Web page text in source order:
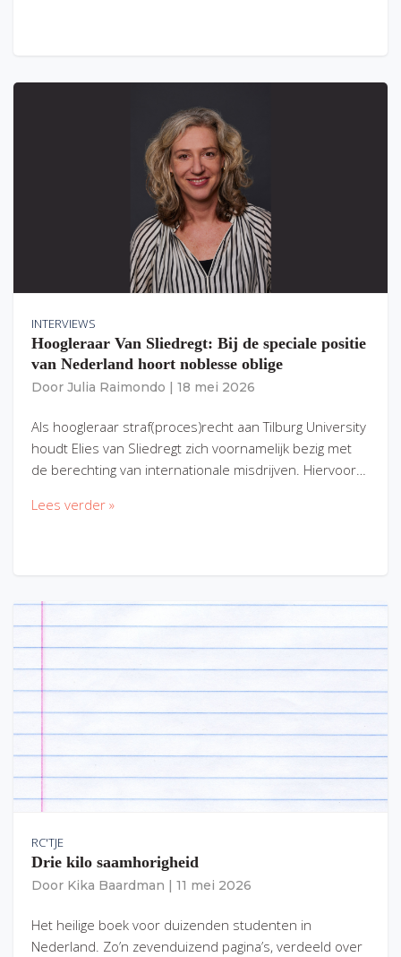
INTERVIEWS
Hoogleraar Van Sliedregt: Bij de speciale positie
van Nederland hoort noblesse oblige
Door Julia Raimondo 18 mei 2026
Als hoogleraar straf(proces)recht aan Tilburg University
houdt Elies van Sliedregt zich voornamelijk bezig met
de berechting van internationale misdrijven. Hiervoor…
Lees verder »
RC'TJE
Drie kilo saamhorigheid
Door Kika Baardman 11 mei 2026
Het heilige boek voor duizenden studenten in
Nederland. Zo’n zevenduizend pagina’s, verdeeld over